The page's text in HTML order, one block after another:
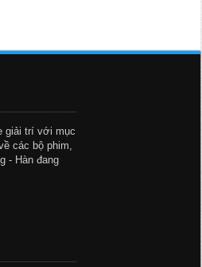
giải trí với mục
các bộ phim,
- Hàn đang